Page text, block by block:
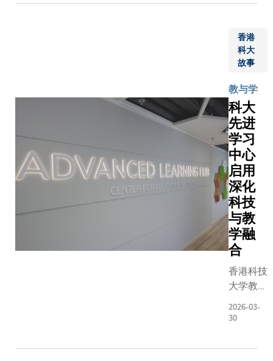
香港
科大
故事
教与学
科大
先进
学习
中心
启用
深化
科技
与教
学融
合
香港科技
大学教育
主任
2026-03-
30